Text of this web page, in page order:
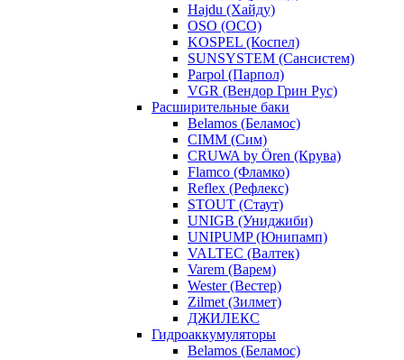
Hajdu (Хайду)
OSO (ОСО)
KOSPEL (Коспел)
SUNSYSTEM (Сансистем)
Parpol (Парпол)
VGR (Вендор Грин Рус)
Расширительные баки
Belamos (Беламос)
CIMM (Сим)
CRUWA by Ören (Крува)
Flamco (Фламко)
Reflex (Рефлекс)
STOUT (Стаут)
UNIGB (Униджиби)
UNIPUMP (Юнипамп)
VALTEC (Валтек)
Varem (Варем)
Wester (Вестер)
Zilmet (Зилмет)
ДЖИЛЕКС
Гидроаккумуляторы
Belamos (Беламос)